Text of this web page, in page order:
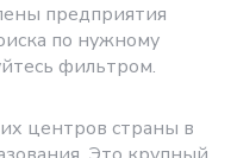
предприятия
по нужному
фильтром.
центров страны в